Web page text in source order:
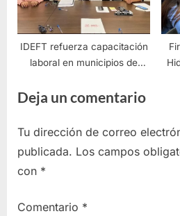
IDEFT refuerza capacitación
laboral en municipios de
Deja un comentario
Tu dirección de correo
publicada. Los campos
con *
Comentario *